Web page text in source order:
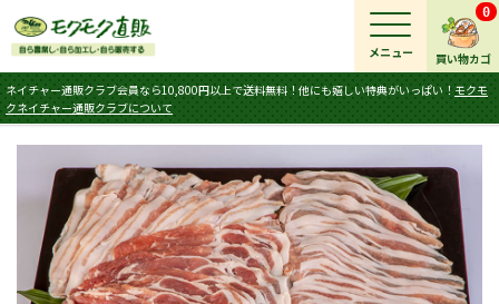
買い物カゴ
0
ネイチャー通販クラブ会員なら10,800円以上で送料無料！他にも嬉しい特典がいっぱい！ モクモ
クネイチャー通販クラブについて
メニュー